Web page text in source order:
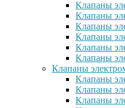
Клапаны
Клапаны
Клапаны
Клапаны
Клапаны
Клапаны
Клапаны
Клапаны
Клапаны
Клапаны